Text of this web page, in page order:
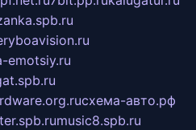
emotsiy.ru
схема-авто.рф
music8.spb.ru